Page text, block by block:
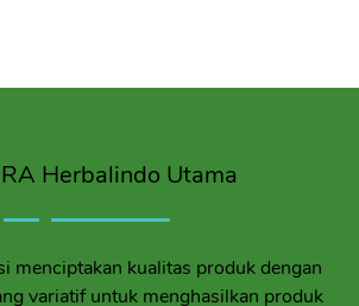
Herbalindo Utama
menciptakan kualitas produk dengan
variatif untuk menghasilkan produk